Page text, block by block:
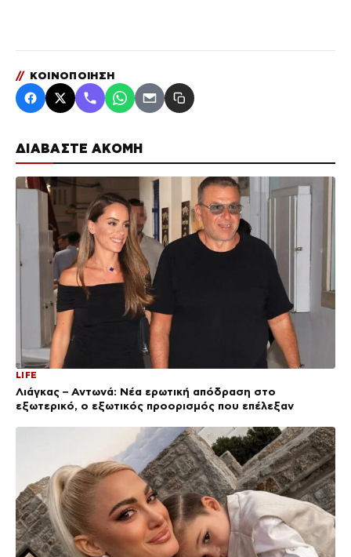
ΔΙΑΒΑΣΤΕ ΑΚΟΜΗ
LIFE
Λιάγκας – Αντωνά: Νέα ερωτική απόδραση στο
εξωτερικό, ο εξωτικός προορισμός που επέλεξαν
// ΚΟΙΝΟΠΟΙΗΣΗ